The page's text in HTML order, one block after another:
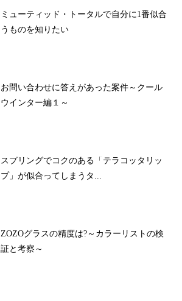
ミューティッド・トータルで自分に1番似合
うものを知りたい
お問い合わせに答えがあった案件～クール
ウインター編１～
スプリングでコクのある「テラコッタリッ
プ」が似合ってしまうタ...
ZOZOグラスの精度は?～カラーリストの検
証と考察～